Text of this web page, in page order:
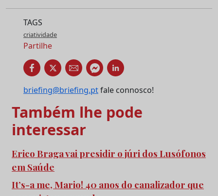
TAGS
criatividade
Partilhe
briefing@briefing.ptfale connosco!
Também lhe pode
interessar
Erico Braga vai presidir o júri dos Lusófonos
em Saúde
It’s-a me, Mario! 40 anos do canalizador que